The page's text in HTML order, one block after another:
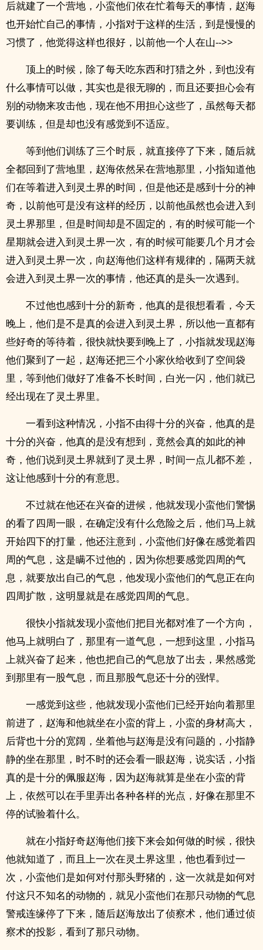
后就建了一个营地，小蛮他们依在忙着每天的事情，赵海
也开始忙自己的事情，小指对于这样的生活，到是慢慢的
习惯了，他觉得这样也很好，以前他一个人在山-->>
顶上的时候，除了每天吃东西和打猎之外，到也没有
什么事情可以做，其实也是很无聊的，而且还要担心会有
别的动物来攻击他，现在他不用担心这些了，虽然每天都
要训练，但是却也没有感觉到不适应。
等到他们训练了三个时辰，就直接停了下来，随后就
全都回到了营地里，赵海依然呆在营地那里，小指知道他
们在等着进入到灵土界的时间，但是他还是感到十分的神
奇，以前他可是没有这样的经历，以前他虽然也会进入到
灵土界那里，但是时间却是不固定的，有的时候可能一个
星期就会进入到灵土界一次，有的时候可能要几个月才会
进入到灵土界一次，向赵海他们这样有规律的，隔两天就
会进入到灵土界一次的事情，他还真的是头一次遇到。
不过他也感到十分的新奇，他真的是很想看看，今天
晚上，他们是不是真的会进入到灵土界，所以他一直都有
些好奇的等待着，很快就快要到晚上了，小指就发现赵海
他们聚到了一起，赵海还把三个小家伙给收到了空间袋
里，等到他们做好了准备不长时间，白光一闪，他们就已
经出现在了灵土界里。
一看到这种情况，小指不由得十分的兴奋，他真的是
十分的兴奋，他真的是没有想到，竟然会真的如此的神
奇，他们说到灵土界就到了灵土界，时间一点儿都不差，
这让他感到十分的有意思。
不过就在他还在兴奋的进候，他就发现小蛮他们警惕
的看了四周一眼，在确定没有什么危险之后，他们马上就
开始四下的打量，他还注意到，小蛮他们好像在感觉着四
周的气息，这是瞒不过他的，因为你想要感觉四周的气
息，就要放出自己的气息，他发现小蛮他们的气息正在向
四周扩散，这明显就是在感觉四周的气息。
很快小指就发现小蛮他们把目光都对准了一个方向，
他马上就明白了，那里有一道气息，一想到这里，小指马
上就兴奋了起来，他也把自己的气息放了出去，果然感觉
到那里有一股气息，而且那股气息还十分的强悍。
一感觉到这些，他就发现小蛮他们已经开始向着那里
前进了，赵海和他就坐在小蛮的背上，小蛮的身材高大，
后背也十分的宽阔，坐着他与赵海是没有问题的，小指静
静的坐在那里，时不时的还会看一眼赵海，说实话，小指
真的是十分的佩服赵海，因为赵海就算是坐在小蛮的背
上，依然可以在手里弄出各种各样的光点，好像在那里不
停的试验着什么。
就在小指好奇赵海他们接下来会如何做的时候，很快
他就知道了，而且上一次在灵土界这里，他也看到过一
次，小蛮他们是如何对付那头野猪的，这一次就是如何对
付这只不知名的动物的，就见小蛮他们在那只动物的气息
警戒连缘停了下来，随后赵海放出了侦察术，他们通过侦
察术的投影，看到了那只动物。